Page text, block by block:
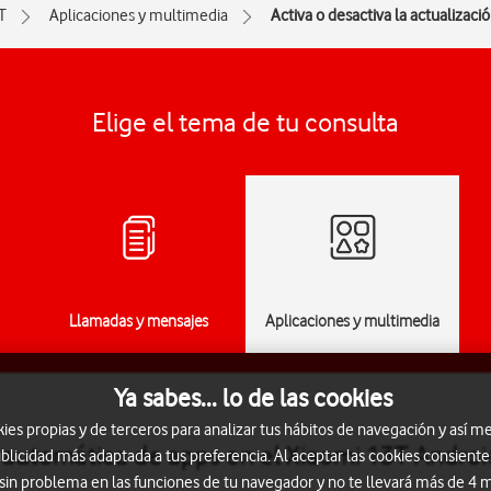
Aplicaciones y multimedia Activa o desactiva la
Elige el tema de tu consulta
Llamadas y mensajes Aplicaciones y multimedia
de apps en el Xiaomi 13T
Ya sabes... lo de las cookies
propias y de terceros para analizar tus hábitos de navegación y así
más adaptada a tus preferencia. Al aceptar las cookies
problema en las funciones de tu navegador y no te llevará más de 4